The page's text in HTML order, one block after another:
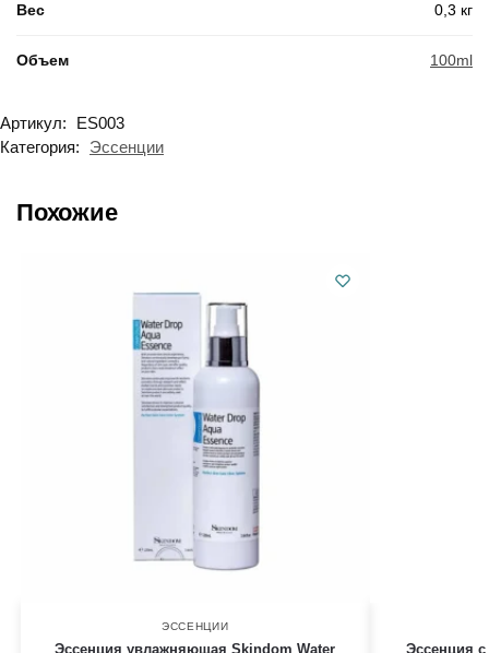
Вес 0,3 кг
Объем 100ml
Артикул:
ES003
Категория:
Эссенции
Похожие
ЭССЕНЦИИ
Эссенция увлажняющая Skindom Water Эссенция